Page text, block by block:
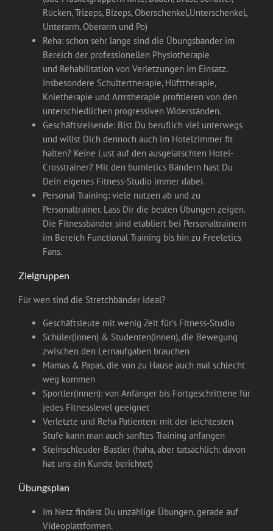
Rücken, Trizeps, Bizeps, Oberschenkel,Unterschenkel,
Unterarm, Oberarm und Po)
Reha: schon sehr lange sind die Übungsbänder im
Bereich der professionellen Physiotherapie
und Rehabilitation von Verletzungen im Einsatz.
Insbesondere Schultertherapie, Hüfttherapie,
Knietherapie und Armtherapie profitieren von den
unterschiedlichen progressiven Widerständen.
Geschäftsreisende: Bist Du beruflich viel unterwegs
und willst Dich dennoch auch im Hotelzimmer fit
halten? Keine Lust auf den ausgelatschten Hotel-
Crosstrainer? Mit den burnletics Bändern hast Du
Dein eigenes Fitness-Studio immer dabei.
Personal Training: viele nutzen ab und zu
Personaltrainer. Lass Dir die besten Übungen zeigen.
Die Fitnessbänder sind etabliert bei Personaltrainern
im Bereich Functional Training bis hin zu Freeletics
Fans.
Zielgruppen
Für wen sind die Stretchbänder ideal?
Geschäftsleute mit wenig Zeit für’s Fitness-Studio
Schüler(innen) & Studenten(innen), die Bewegung
zwischen den Lernaufgaben brauchen
Mamas & Papas, die von zu Hause auch mal schlecht
weg kommen
Sportler(innen): von Anfänger bis Fortgeschrittene für
jedes Fitnesslevel geeignet
Verletzte und Reha Patienten: mit der leichtesten
Stufe kann man auch sanftes Training anfangen
Steinschleuder-Bastler (haha, aber tatsächlich: davon
hat uns ein Kunde berichtet)
Übungsplan
Im Netz findest Du unzählige Übungen, gerade auf
Videoplattformen.